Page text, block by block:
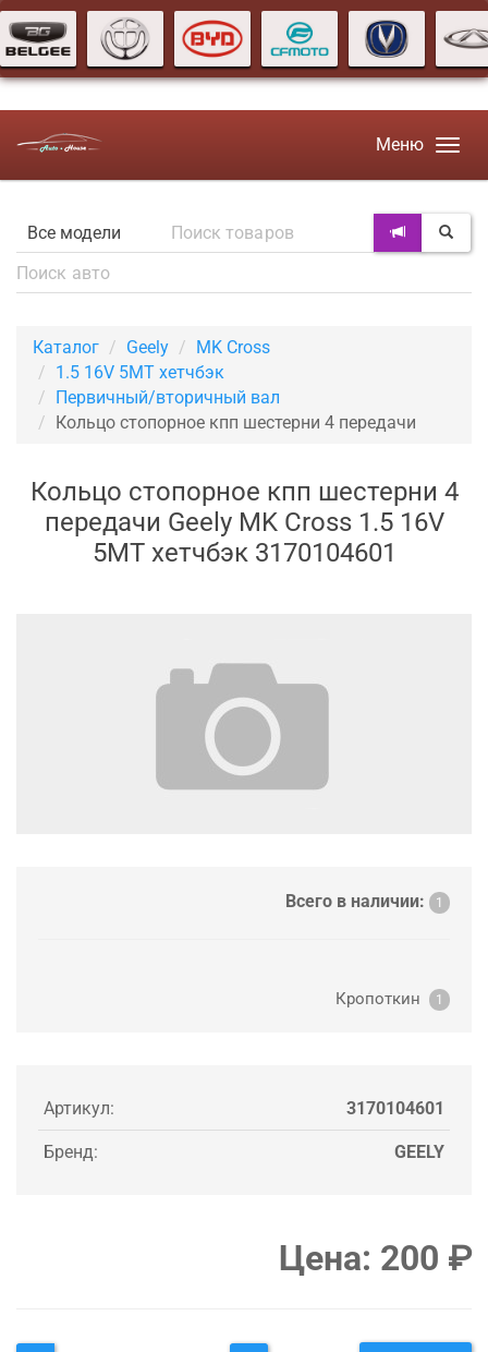
Меню
Каталог Geely
MK Cross
1.5 16V 5MT хетчбэк
Первичный/вторичный вал
Кольцо стопорное кпп шестерни 4 передачи
Кольцо стопорное кпп шестерни 4
передачи Geely MK Cross 1.5 16V
5MT хетчбэк 3170104601
Всего в наличии: 1
Кропоткин 1
Артикул: 3170104601
Бренд: GEELY
Цена: 200 ₽